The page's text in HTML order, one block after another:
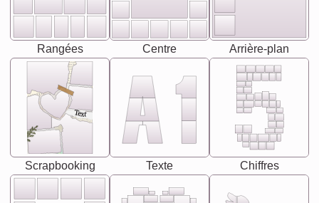
Rangées Centre Arrière-plan
Text
Scrapbooking Texte Chiffres